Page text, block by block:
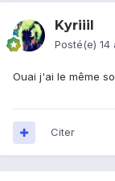
Kyriiil
Posté(e) 14
Ouai j'ai le même
Citer